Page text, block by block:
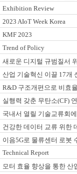
Exhibition Review
2023 AIoT Week Korea
KMF 2023
Trend of Policy
새로운 디지털 규범질서
산업 기술혁신 이끌 17개
R&D 구조개편으로 비효
실행력 갖춘 무탄소(CF)
국내서 열릴 기술교류회
건강한 데이터 교류 위한
이음5G로 물류센터 로봇
Technical Report
모터 효율 향상을 통한 산